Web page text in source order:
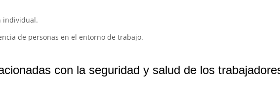
individual.
de personas en el entorno de trabajo.
con la seguridad y salud de los